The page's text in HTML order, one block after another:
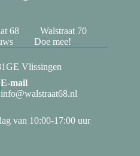
68
Walstraat 70
Doe mee!
Vlissingen
E-mail
info@walstraat68.nl
van 10:00-17:00 uur